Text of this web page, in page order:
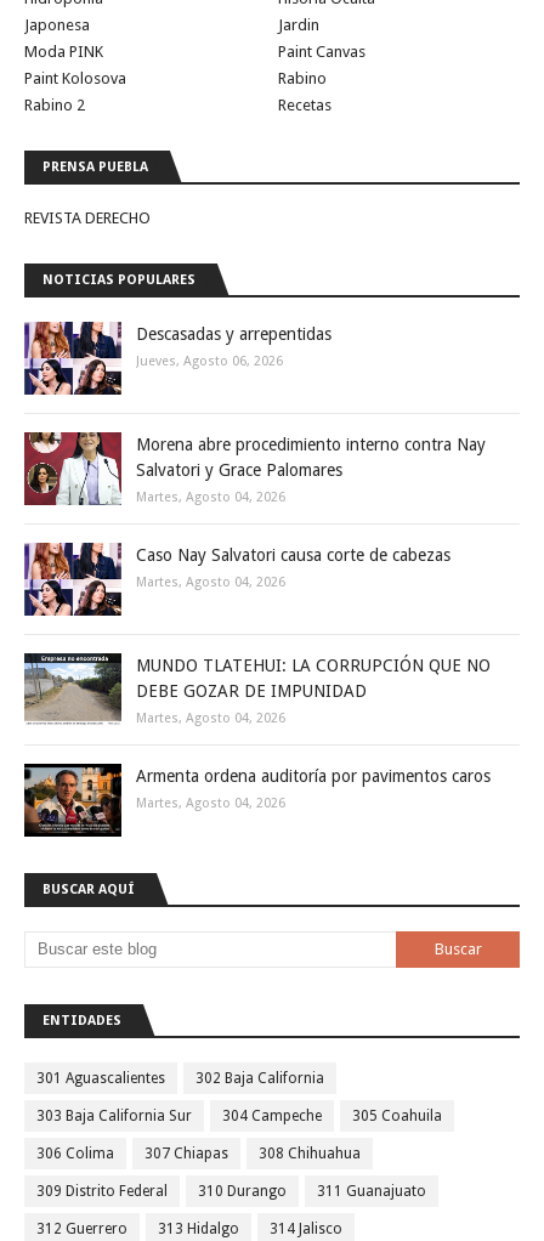
Japonesa
Jardin
Moda PINK
Paint Canvas
Paint Kolosova
Rabino
Rabino 2
Recetas
PRENSA PUEBLA
REVISTA DERECHO
NOTICIAS POPULARES
Descasadas y arrepentidas
Jueves, Agosto 06, 2026
Morena abre procedimiento interno contra Nay
Salvatori y Grace Palomares
Martes, Agosto 04, 2026
Caso Nay Salvatori causa corte de cabezas
Martes, Agosto 04, 2026
MUNDO TLATEHUI: LA CORRUPCIÓN QUE NO
DEBE GOZAR DE IMPUNIDAD
Martes, Agosto 04, 2026
Armenta ordena auditoría por pavimentos caros
Martes, Agosto 04, 2026
BUSCAR AQUÍ
ENTIDADES
301 Aguascalientes 302 Baja California
303 Baja California Sur 304 Campeche 305 Coahuila
306 Colima 307 Chiapas 308 Chihuahua
309 Distrito Federal 310 Durango 311 Guanajuato
312 Guerrero 313 Hidalgo 314 Jalisco